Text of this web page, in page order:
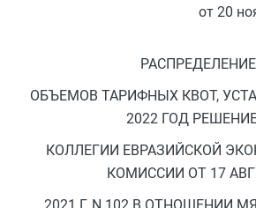
от 20
РАСПРЕДЕЛЕНИЕ
ОБЪЕМОВ ТАРИФНЫХ КВОТ,
2022 ГОД
КОЛЛЕГИИ ЕВРАЗИЙСКОЙ
КОМИССИИ ОТ 17